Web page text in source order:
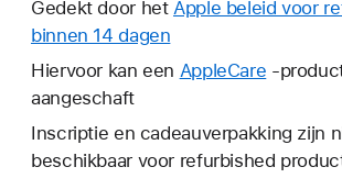
er
nieuw
venster
geopend.
Gedekt door hetApple beleid voor
binnen 14 dagen
wordt
nieuw
venster
Hiervoor kan een AppleCare Hierdoor
er
een
-
aangeschaft
Inscriptie en cadeauverpakking zijn
beschikbaar voor refurbished